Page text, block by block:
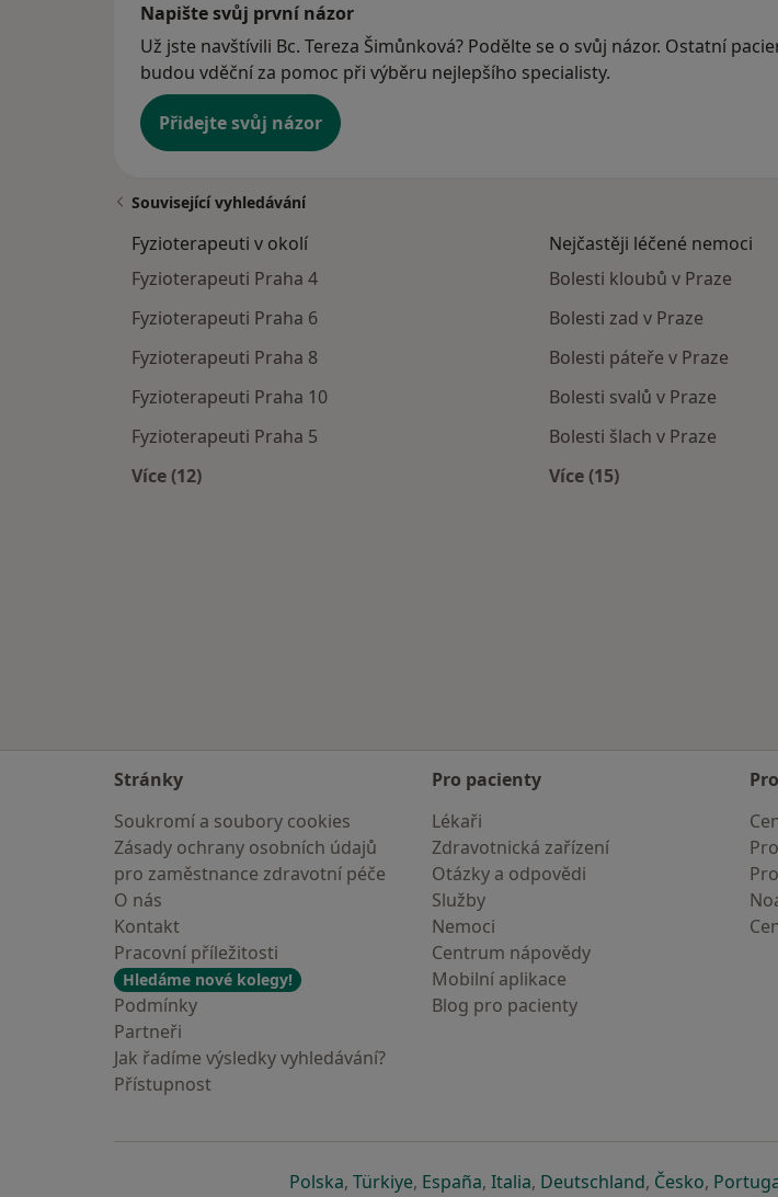
Napište svůj první názor
Už jste navštívili Bc. Tereza Šimůnková? Podělte se o svůj názor. Ostatní
budou vděční za pomoc při výběru nejlepšího specialisty.
Přidejte svůj názor
Související vyhledávání
Fyzioterapeuti v okolí
Fyzioterapeuti Praha 4
Fyzioterapeuti Praha 6
Fyzioterapeuti Praha 8
Fyzioterapeuti Praha 10
Fyzioterapeuti Praha 5
Více (12)
Nejčastěji léčené nemoci
Bolesti kloubů v Praze
Bolesti zad v Praze
Bolesti páteře v Praze
Bolesti svalů v Praze
Bolesti šlach v Praze
Více (15)
Stránky
Soukromí a soubory cookies
Zásady ochrany osobních údajů
pro zaměstnance zdravotní péče
O nás
Kontakt
Pracovní příležitosti
Hledáme nové kolegy!
Podmínky
Partneři
Jak řadíme výsledky vyhledávání?
Přístupnost
Pro pacienty
Lékaři
Zdravotnická zařízení
Otázky a odpovědi
Služby
Nemoci
Centrum nápovědy
Mobilní aplikace
Blog pro pacienty
Polskase otevře v nové záložce
, Türkiyese otevře v nové záložce
, Españase otevře v nové záložce
, Italiase otevře v nové záložce
, Deutschlandse otevře v
, Českose
,